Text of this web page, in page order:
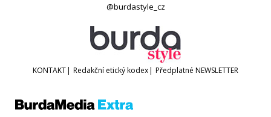
@burdastyle_cz
KONTAKT| Redakční etický kodex| Předplatné NEWSLETTER